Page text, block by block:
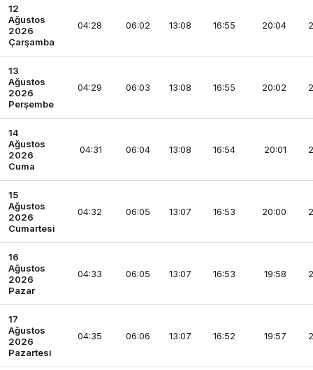
12
Ağustos
2026
Çarşamba
04:28 06:02 13:08 16:55 20:04
13
Ağustos
2026
Perşembe
04:29 06:03 13:08 16:55 20:02
14
Ağustos
2026
Cuma
04:31 06:04 13:08 16:54 20:01
15
Ağustos
2026
Cumartesi
04:32 06:05 13:07 16:53 20:00
16
Ağustos
2026
Pazar
04:33 06:05 13:07 16:53 19:58
17
Ağustos
2026
Pazartesi
04:35 06:06 13:07 16:52 19:57